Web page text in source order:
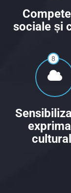
sociale și
8